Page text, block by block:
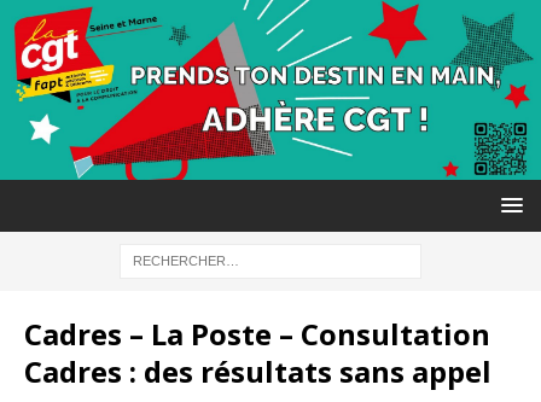
Cadres – La Poste – Consultation
Cadres : des résultats sans appel